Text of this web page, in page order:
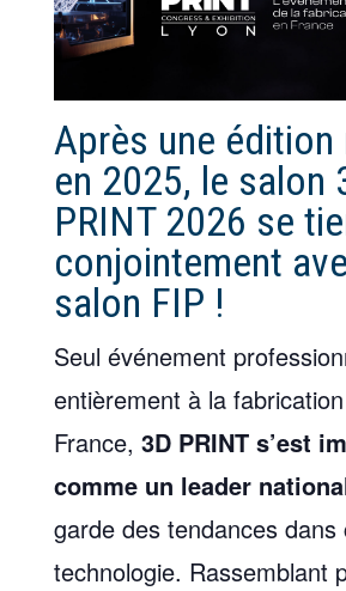
Après une édition
en 2025, le salon
PRINT 2026 se
conjointement
salon FIP !
Seul événement
entièrement à la
France, 3D PRINT s’est
comme un leader
garde des tendances dans
technologie. Rassemblant